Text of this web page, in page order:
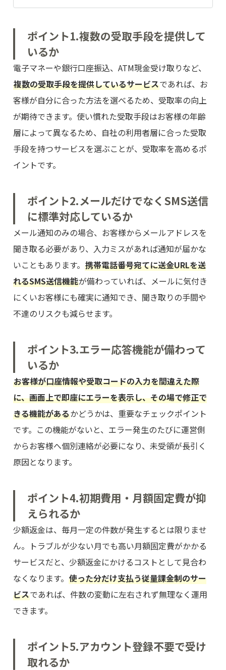
ポイント1.複数の受取手段を提供して
いるか
電子マネーや銀行口座振込、ATM現金受け取りなど、
複数の受取手段を提供しているサービスであれば、お
客様が自分に合った方法を選べるため、受取率の向上
が期待できます。使い慣れた受取手段はお客様の年齢
層によって異なるため、自社の利用者層に合った受取
手段を持つサービスを選ぶことが、受取率を高めるポ
イントです。
ポイント2.メールだけでなくSMS送信
に標準対応しているか
メール通知のみの場合、お客様からメールアドレスを
聞き取る必要があり、入力ミスがあれば通知が届かな
いこともあります。携帯電話番号宛てに送金URLを送
れるSMS送信機能が備わっていれば、メールに気付き
にくいお客様にも確実に通知でき、聞き取りの手間や
不達のリスクも減らせます。
ポイント3.エラー応答機能が備わって
いるか
お客様が口座情報や受取コードの入力を間違えた際
に、画面上で即座にエラーを表示し、その場で修正で
きる機能があるかどうかは、重要なチェックポイント
です。この機能がないと、エラー発生のたびに運営側
からお客様へ個別連絡が必要になり、未受領が長引く
原因となります。
ポイント4.初期費用・月額固定費が抑
えられるか
少額返金は、毎月一定の件数が発生するとは限りませ
ん。トラブルが少ない月でも高い月額固定費がかかる
サービスだと、少額返金にかけるコストとして見合わ
なくなります。使った分だけ支払う従量課金制のサー
ビスであれば、件数の変動に左右されず無理なく運用
できます。
ポイント5.アカウント登録不要で受け
取れるか